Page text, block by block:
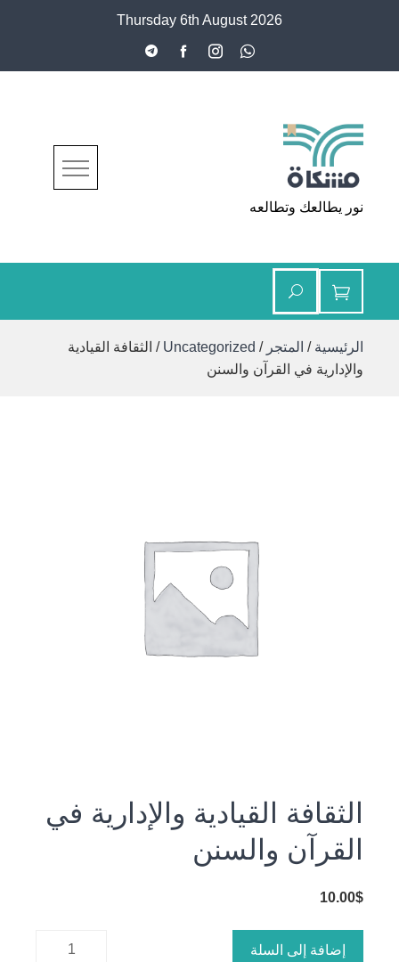
Thursday 6th August 2026
مشكاة
نور يطالعك وتطالعه
الرئيسية / المتجر /
Uncategorized / الثقافة القيادية
والإدارية في القرآن والسنن
الثقافة القيادية والإدارية في
القرآن والسنن
10.00$
إضافة إلى السلة